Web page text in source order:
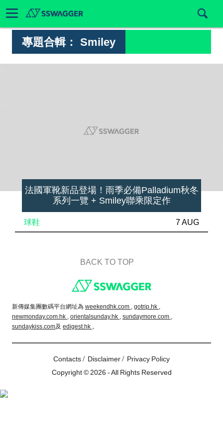
專題合輯： Smiley
法國軍靴新品登場！雨季必備Palladium秋冬
系列一覽 + Smiley聯乘限定作
球鞋 7 AUG
BACK TO TOP
新傳媒集團數碼平台網址為 weekendhk.com , gotrip.hk ,
newmonday.com.hk , orientalsunday.hk , sundaymore.com ,
sundaykiss.com及 edigest.hk 。
Contacts/ Disclaimer/ Privacy Policy
Copyright © 2026 - All Rights Reserved